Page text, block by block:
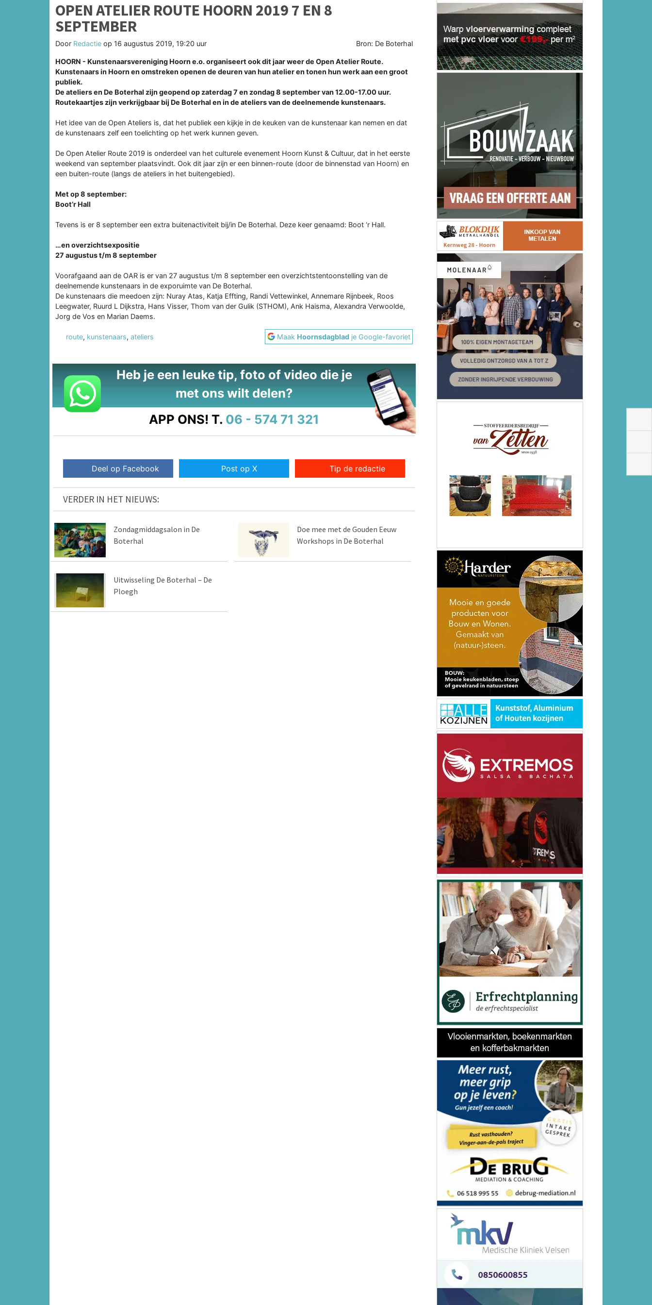
OPEN ATELIER ROUTE HOORN 2019 7 EN 8
SEPTEMBER
Door Redactie op 16 augustus 2019, 19:20 uur Bron: De Boterhal
HOORN - Kunstenaarsvereniging Hoorn e.o. organiseert ook dit jaar weer de Open Atelier Route.
Kunstenaars in Hoorn en omstreken openen de deuren van hun atelier en tonen hun werk aan een groot
publiek.
De ateliers en De Boterhal zijn geopend op zaterdag 7 en zondag 8 september van 12.00-17.00 uur.
Routekaartjes zijn verkrijgbaar bij De Boterhal en in de ateliers van de deelnemende kunstenaars.
Het idee van de Open Ateliers is, dat het publiek een kijkje in de keuken van de kunstenaar kan nemen en dat
de kunstenaars zelf een toelichting op het werk kunnen geven.
De Open Atelier Route 2019 is onderdeel van het culturele evenement Hoorn Kunst & Cultuur, dat in het eerste
weekend van september plaatsvindt. Ook dit jaar zijn er een binnen-route (door de binnenstad van Hoorn) en
een buiten-route (langs de ateliers in het buitengebied).
Met op 8 september:
Boot’r Hall
Tevens is er 8 september een extra buitenactiviteit bij/in De Boterhal. Deze keer genaamd: Boot ‘r Hall.
…en overzichtsexpositie
27 augustus t/m 8 september
Voorafgaand aan de OAR is er van 27 augustus t/m 8 september een overzichts­tentoonstelling van de
deelnemende kunstenaars in de exporuimte van De Boterhal.
De kunstenaars die meedoen zijn: Nuray Atas, Katja Effting, Randi Vettewinkel, Annemare Rijnbeek, Roos
Leegwater, Ruurd L Dijkstra, Hans Visser, Thom van der Gulik (STHOM), Ank Haisma, Alexandra Verwoolde,
Jorg de Vos en Marian Daems.
route, kunstenaars, ateliers Maak Hoornsdagblad je Google-favoriet
Heb je een leuke tip, foto of video die je
met ons wilt delen?
APP ONS! T. 06 - 574 71 321
Deel op Facebook Post op X Tip de redactie
VERDER IN HET NIEUWS:
Zondagmiddagsalon in De
Boterhal
Doe mee met de Gouden Eeuw
Workshops in De Boterhal
Uitwisseling De Boterhal – De
Ploegh